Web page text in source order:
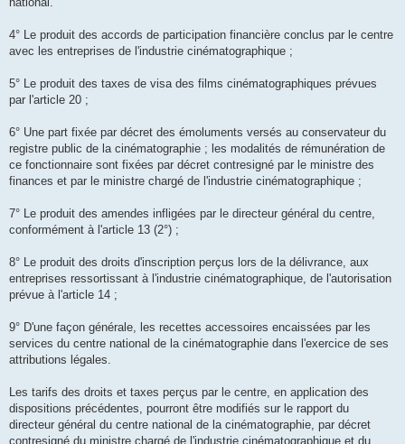
4° Le produit des accords de participation financière conclus par le centre
avec les entreprises de l'industrie cinématographique ;
5° Le produit des taxes de visa des films cinématographiques prévues
par l'article 20 ;
6° Une part fixée par décret des émoluments versés au conservateur du
registre public de la cinématographie ; les modalités de rémunération de
ce fonctionnaire sont fixées par décret contresigné par le ministre des
finances et par le ministre chargé de l'industrie cinématographique ;
7° Le produit des amendes infligées par le directeur général du centre,
conformément à l'article 13 (2°) ;
8° Le produit des droits d'inscription perçus lors de la délivrance, aux
entreprises ressortissant à l'industrie cinématographique, de l'autorisation
prévue à l'article 14 ;
9° D'une façon générale, les recettes accessoires encaissées par les
services du centre national de la cinématographie dans l'exercice de ses
attributions légales.
Les tarifs des droits et taxes perçus par le centre, en application des
dispositions précédentes, pourront être modifiés sur le rapport du
directeur général du centre national de la cinématographie, par décret
contresigné du ministre chargé de l'industrie cinématographique et du